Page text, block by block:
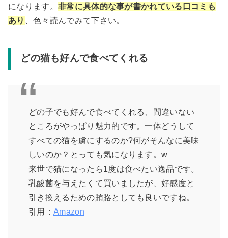
になります。 非常に具体的な事が書かれている口コミも
あり
、色々読んでみて下さい。
どの猫も好んで食べてくれる
どの子でも好んで食べてくれる、間違いない
ところがやっぱり魅力的です。一体どうして
すべての猫を虜にするのか?何がそんなに美味
しいのか？とっても気になります。w
来世で猫になったら1度は食べたい逸品です。
乳酸菌を与えたくて買いましたが、好感度と
引き換えるための賄賂としても良いですね。
引用： Amazon